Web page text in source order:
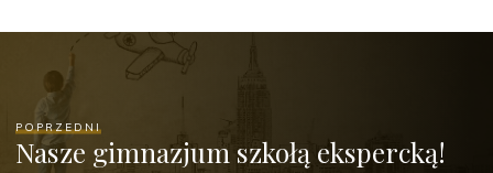
POPRZEDNI
Nasze gimnazjum szkołą ekspercką!